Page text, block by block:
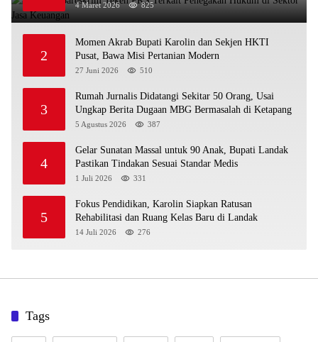
4 Maret 2026 825
2
Momen Akrab Bupati Karolin dan Sekjen HKTI
27 Juni 2026 510
3
Rumah Jurnalis Didatangi Sekitar 50 Orang, Usai
Ungkap Berita Dugaan MBG Bermasalah di Ketapang
5 Agustus 2026 387
4
Gelar Sunatan Massal untuk 90 Anak, Bupati Landak
Pastikan Tindakan Sesuai Standar Medis
1 Juli 2026 331
5
Fokus Pendidikan, Karolin Siapkan Ratusan
Rehabilitasi dan Ruang Kelas Baru di Landak
14 Juli 2026 276
Tags